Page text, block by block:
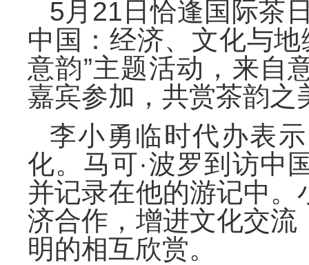
5月21日恰逢国际茶
中国：经济、文化与地
意韵”主题活动，来自
嘉宾参加，共赏茶韵之
李小勇临时代办表
化。马可·波罗到访中
并记录在他的游记中
济合作，增进文化交
明的相互欣赏。